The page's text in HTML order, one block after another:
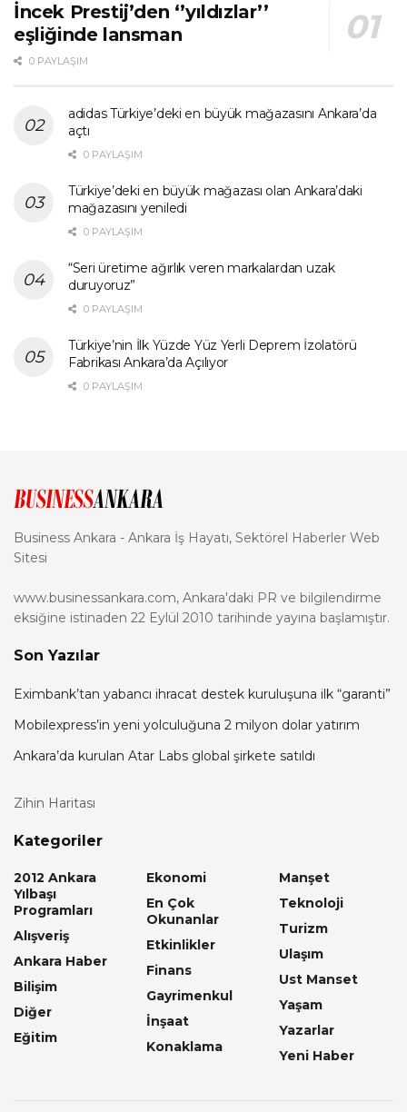
İncek Prestij’den ‘’yıldızlar’’
eşliğinde lansman
0 PAYLAŞIM
adidas Türkiye’deki en büyük mağazasını Ankara’da
açtı
0 PAYLAŞIM
Türkiye’deki en büyük mağazası olan Ankara’daki
mağazasını yeniledi
0 PAYLAŞIM
“Seri üretime ağırlık veren markalardan uzak
duruyoruz”
0 PAYLAŞIM
Türkiye’nin İlk Yüzde Yüz Yerli Deprem İzolatörü
Fabrikası Ankara’da Açılıyor
0 PAYLAŞIM
Business Ankara - Ankara İş Hayatı, Sektörel Haberler Web
Sitesi
www.businessankara.com, Ankara'daki PR ve bilgilendirme
eksiğine istinaden 22 Eylül 2010 tarihinde yayına başlamıştır.
Son Yazılar
Eximbank’tan yabancı ihracat destek kuruluşuna ilk “garanti”
Mobilexpress’in yeni yolculuğuna 2 milyon dolar yatırım
Ankara’da kurulan Atar Labs global şirkete satıldı
Zihin Haritası
Kategoriler
2012 Ankara
Yılbaşı
Programları
Alışveriş
Ankara Haber
Bilişim
Diğer
Eğitim
Ekonomi
En Çok
Okunanlar
Etkinlikler
Finans
Gayrimenkul
İnşaat
Konaklama
Manşet
Teknoloji
Turizm
Ulaşım
Ust Manset
Yaşam
Yazarlar
Yeni Haber